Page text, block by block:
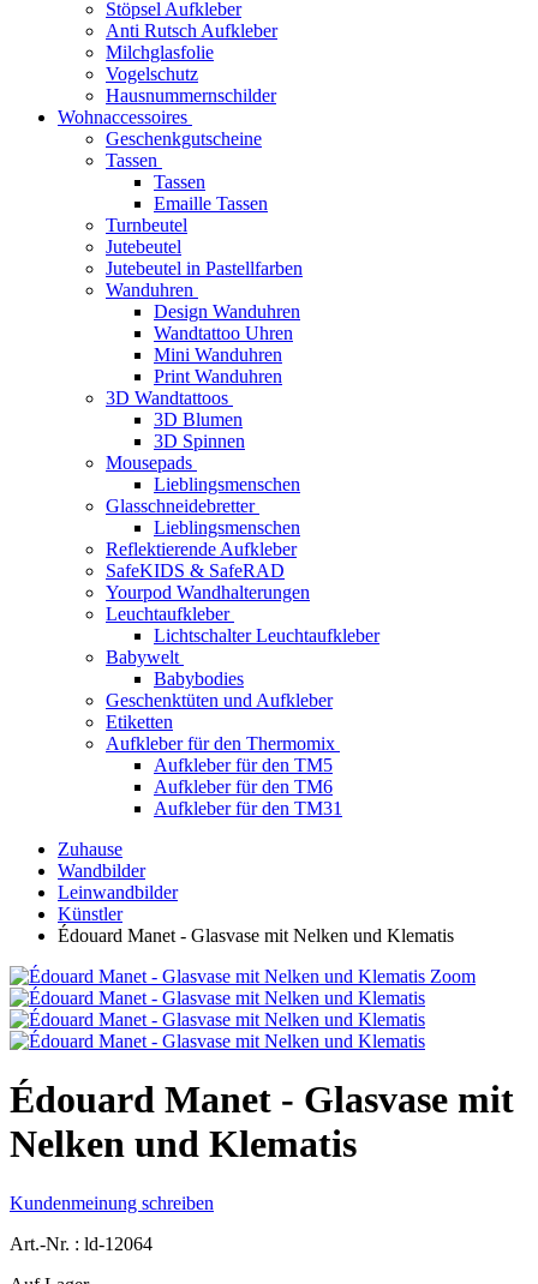
Stöpsel Aufkleber
Anti Rutsch Aufkleber
Milchglasfolie
Vogelschutz
Hausnummernschilder
Wohnaccessoires
Geschenkgutscheine
Tassen
Tassen
Emaille Tassen
Turnbeutel
Jutebeutel
Jutebeutel in Pastellfarben
Wanduhren
Design Wanduhren
Wandtattoo Uhren
Mini Wanduhren
Print Wanduhren
3D Wandtattoos
3D Blumen
3D Spinnen
Mousepads
Lieblingsmenschen
Glasschneidebretter
Lieblingsmenschen
Reflektierende Aufkleber
SafeKIDS & SafeRAD
Yourpod Wandhalterungen
Leuchtaufkleber
Lichtschalter Leuchtaufkleber
Babywelt
Babybodies
Geschenktüten und Aufkleber
Etiketten
Aufkleber für den Thermomix
Aufkleber für den TM5
Aufkleber für den TM6
Aufkleber für den TM31
Zuhause
Wandbilder
Leinwandbilder
Künstler
Édouard Manet - Glasvase mit Nelken und Klematis
Zoom
Édouard Manet - Glasvase mit
Nelken und Klematis
Kundenmeinung schreiben
Art.-Nr. : ld-12064